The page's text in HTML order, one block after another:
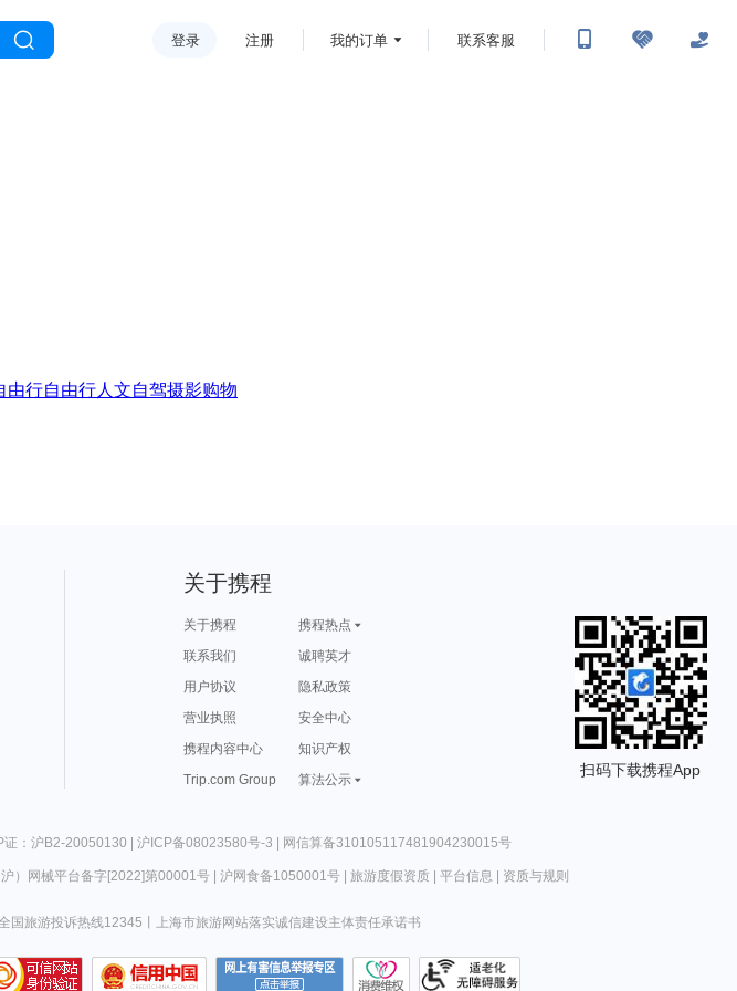
登录 注册 我的订单 联系客服
由行自由行人文自驾摄影购物
关于携程
关于携程
携程热点
联系我们
诚聘英才
用户协议
隐私政策
营业执照
安全中心
携程内容中心
知识产权
Trip.com Group
算法公示
扫码下载携程App
证：沪B2-20050130 | 沪ICP备08023580号-3 | 网信算备310105117481904230015号
沪）网械平台备字[2022]第00001号| 沪网食备1050001号| 旅游度假资质| 平台信息 资质与规则
国旅游投诉热线12345 上海市旅游网站落实诚信建设主体责任承诺书